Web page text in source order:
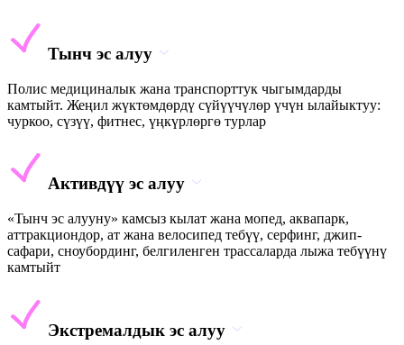
Тынч эс алуу
Полис медициналык жана транспорттук чыгымдарды
камтыйт. Жеңил жүктөмдөрдү сүйүүчүлөр үчүн ылайыктуу:
чуркоо, сүзүү, фитнес, үңкүрлөргө турлар
Активдүү эс алуу
«Тынч эс алууну» камсыз кылат жана мопед, аквапарк,
аттракциондор, ат жана велосипед тебүү, серфинг, джип-
сафари, сноубординг, белгиленген трассаларда лыжа тебүүнү
камтыйт
Экстремалдык эс алуу